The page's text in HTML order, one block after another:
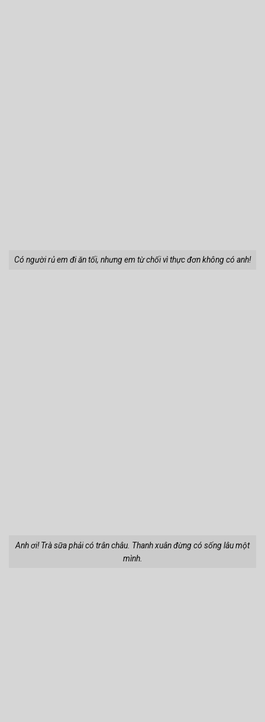
Có người rủ em đi ăn tối, nhưng em từ chối vì thực đơn không có anh!
Anh ơi! Trà sữa phải có trân châu. Thanh xuân đừng có sống lâu một
mình.